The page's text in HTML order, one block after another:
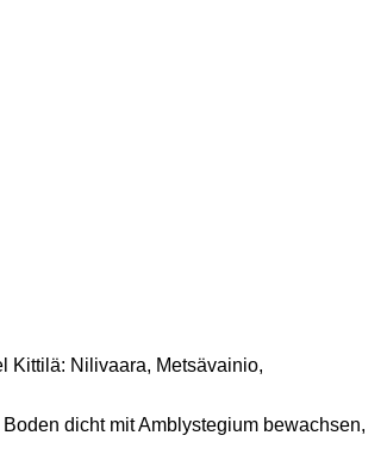
Kittilä: Nilivaara, Metsävainio,
dicht mit Amblystegium bewachsen,